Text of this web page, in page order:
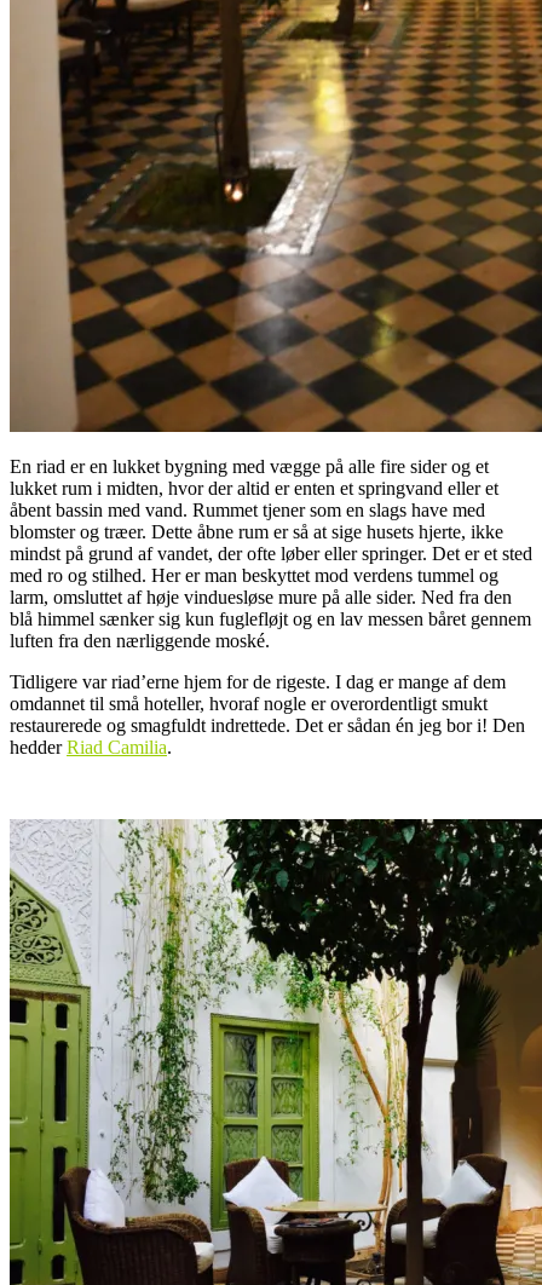
En riad er en lukket bygning med vægge på alle fire sider og et
lukket rum i midten, hvor der altid er enten et springvand eller et
åbent bassin med vand. Rummet tjener som en slags have med
blomster og træer. Dette åbne rum er så at sige husets hjerte, ikke
mindst på grund af vandet, der ofte løber eller springer. Det er et sted
med ro og stilhed. Her er man beskyttet mod verdens tummel og
larm, omsluttet af høje vinduesløse mure på alle sider. Ned fra den
blå himmel sænker sig kun fuglefløjt og en lav messen båret gennem
luften fra den nærliggende moské.
Tidligere var riad’erne hjem for de rigeste. I dag er mange af dem
omdannet til små hoteller, hvoraf nogle er overordentligt smukt
restaurerede og smagfuldt indrettede. Det er sådan én jeg bor i! Den
hedderRiad Camilia.